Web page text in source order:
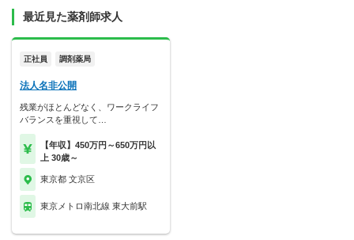
最近見た薬剤師求人
正社員 調剤薬局
法人名非公開
残業がほとんどなく、ワークライフ
バランスを重視して…
【年収】450万円～650万円以
上 30歳～
東京都 文京区
東京メトロ南北線 東大前駅